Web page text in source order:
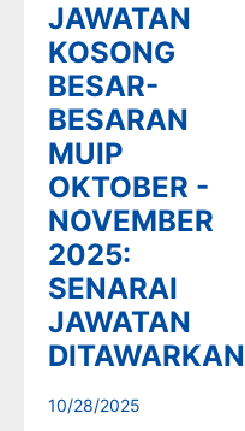
JAWATAN
KOSONG
BESAR-
BESARAN
MUIP
OKTOBER -
NOVEMBER
2025:
SENARAI
JAWATAN
DITAWARKAN
10/28/2025